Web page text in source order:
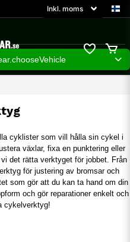
cyklister som vill hålla sin cykel i
växlar, fixa en punktering eller
det rätta verktyget för jobbet. Från
för justering av bromsar och
som gör att du kan ta hand om din
och gör reparationer enkelt och
cykelverktyg!